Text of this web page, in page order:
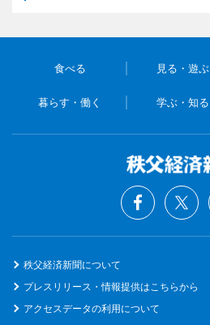
食べる 見る・遊ぶ
暮らす・働く 学ぶ・知る
秩父経済新聞について
プレスリリース・情報提供はこちらから
アクセスデータの利用について